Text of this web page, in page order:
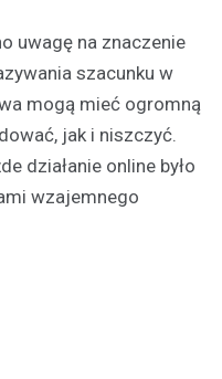
uwagę na znaczenie
szacunku w
mogą mieć ogromną
jak i niszczyć.
działanie online było
wzajemnego